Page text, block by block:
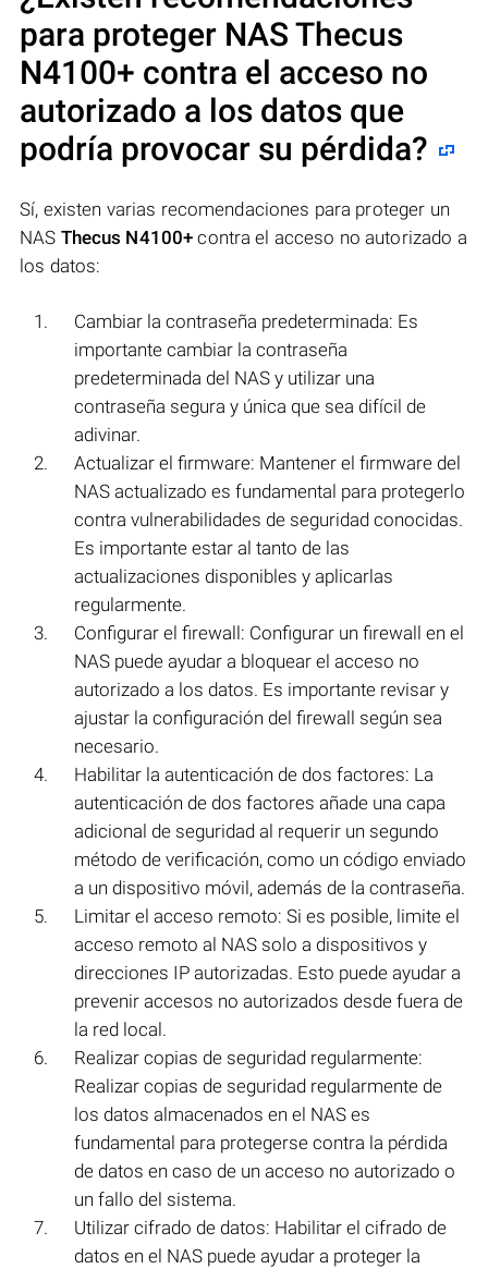
para proteger NAS Thecus
N4100+ contra el acceso no
autorizado a los datos que
podría provocar su pérdida?
Sí, existen varias recomendaciones para proteger un
NAS Thecus N4100+ contra el acceso no autorizado a
los datos:
Cambiar la contraseña predeterminada: Es
importante cambiar la contraseña
predeterminada del NAS y utilizar una
contraseña segura y única que sea difícil de
adivinar.
Actualizar el firmware: Mantener el firmware del
NAS actualizado es fundamental para protegerlo
contra vulnerabilidades de seguridad conocidas.
Es importante estar al tanto de las
actualizaciones disponibles y aplicarlas
regularmente.
Configurar el firewall: Configurar un firewall en el
NAS puede ayudar a bloquear el acceso no
autorizado a los datos. Es importante revisar y
ajustar la configuración del firewall según sea
necesario.
Habilitar la autenticación de dos factores: La
autenticación de dos factores añade una capa
adicional de seguridad al requerir un segundo
método de verificación, como un código enviado
a un dispositivo móvil, además de la contraseña.
Limitar el acceso remoto: Si es posible, limite el
acceso remoto al NAS solo a dispositivos y
direcciones IP autorizadas. Esto puede ayudar a
prevenir accesos no autorizados desde fuera de
la red local.
Realizar copias de seguridad regularmente:
Realizar copias de seguridad regularmente de
los datos almacenados en el NAS es
fundamental para protegerse contra la pérdida
de datos en caso de un acceso no autorizado o
un fallo del sistema.
Utilizar cifrado de datos: Habilitar el cifrado de
datos en el NAS puede ayudar a proteger la